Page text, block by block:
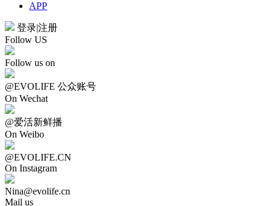
APP
登录|注册
Follow US
Follow us on
@EVOLIFE 公众账号
On Wechat
@爱活新鲜播
On Weibo
@EVOLIFE.CN
On Instagram
Nina@evolife.cn
Mail us